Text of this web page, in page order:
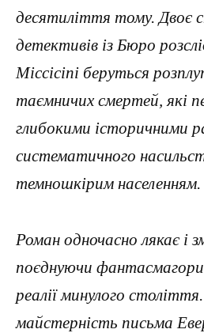
десятиліття тому. Двоє
детективів із Бюро
Міссісіпі беруться
таємничих смертей, які
глибокими історичними
систематичного
темношкірим населенням.
Роман одночасно лякає і
поєднуючи
реалії минулого
майстерність письма